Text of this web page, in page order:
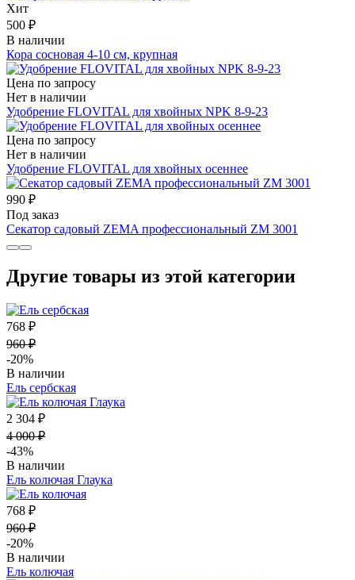
Хит
500 ₽
В наличии
Кора сосновая 4-10 см, крупная
Цена по запросу
Нет в наличии
Удобрение FLOVITAL для хвойных NPK 8-9-23
Цена по запросу
Нет в наличии
Удобрение FLOVITAL для хвойных осеннее
990 ₽
Под заказ
Секатор садовый ZEMA профессиональный ZМ 3001
Другие товары из этой категории
768 ₽
960 ₽
-20%
В наличии
Ель сербская
2 304 ₽
4 000 ₽
-43%
В наличии
Ель колючая Глаука
768 ₽
960 ₽
-20%
В наличии
Ель колючая